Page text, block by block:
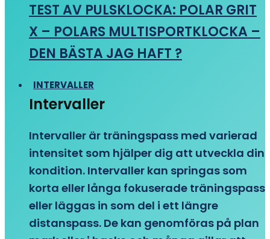
TEST AV PULSKLOCKA: POLAR GRIT
X – POLARS MULTISPORTKLOCKA –
DEN BÄSTA JAG HAFT ?
INTERVALLER
Intervaller
Intervaller är träningspass med varierad
intensitet som hjälper dig att utveckla din
kondition. Intervaller kan springas som
korta eller långa fokuserade träningspass
eller läggas in som del i ett längre
distanspass. De kan genomföras på plan